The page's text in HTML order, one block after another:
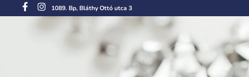
1089. Bp, Bláthy Ottó utca 3